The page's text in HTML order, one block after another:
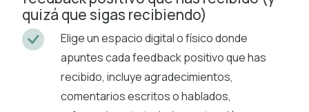
quizá que sigas recibiendo)
Elige un espacio digital o físico donde
apuntes cada feedback positivo que has
recibido, incluye agradecimientos,
comentarios escritos o hablados,